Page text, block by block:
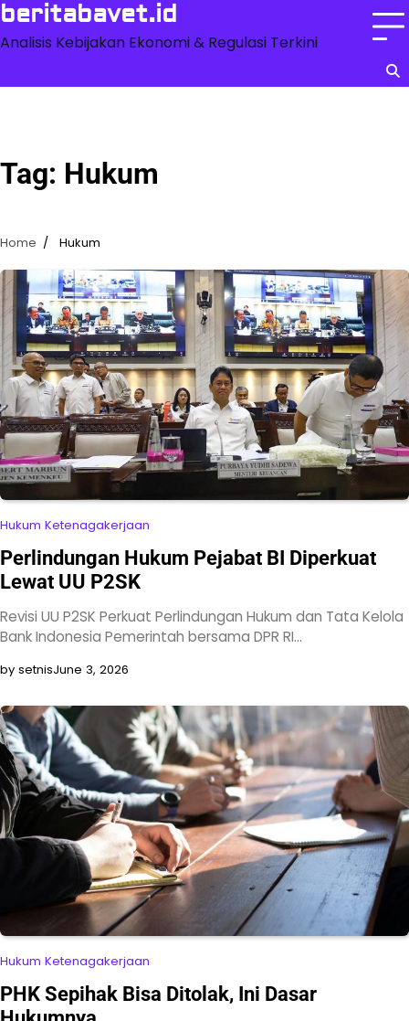
Skip
content
beritabavet.id
Analisis Kebijakan Ekonomi & Regulasi Terkini
Tag: Hukum
Home Hukum
Hukum Ketenagakerjaan
Perlindungan Hukum Pejabat BI Diperkuat
Lewat UU P2SK
Revisi UU P2SK Perkuat Perlindungan Hukum dan Tata Kelola
Bank Indonesia Pemerintah bersama DPR RI…
by setnisJune 3, 2026
Hukum Ketenagakerjaan
PHK Sepihak Bisa Ditolak, Ini Dasar